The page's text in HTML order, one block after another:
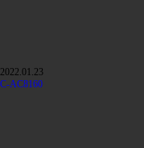
2022.01.23
C-AC8160